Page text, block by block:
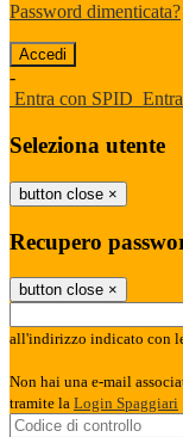
Password dimenticata?
-
Entra con SPID
Seleziona utente
button close ×
Recupero
button close ×
all'indirizzo indicato con
Non hai una e-mail
tramite la Login Spaggiari